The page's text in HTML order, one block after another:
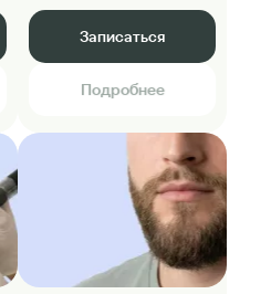
Записаться
Подробнее